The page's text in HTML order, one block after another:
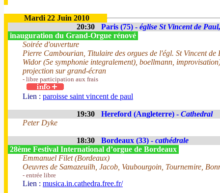
Mardi 22 Juin 2010
20:30
Paris (75) - église St Vincent de
inauguration du Grand-Orgue rénové
Soirée d'ouverture
Pierre Cambourian, Titulaire des orgues de l'égl. St Vincent de
Widor (5e symphonie integralement), boellmann,
projection sur grand-écran
- libre participation aux frais
Lien : paroisse saint vincent de paul
19:30 Hereford (Angleterre) - Cathedral
Peter Dyke
18:30 Bordeaux (33) - cathédrale
28ème Festival International d’orgue de Bordeaux
Emmanuel Filet (Bordeaux)
Oeuvres de Samazeuilh, Jacob, Vaubourgoin, Tournemire,
- entrée libre
Lien : musica.in.cathedra.free.fr/